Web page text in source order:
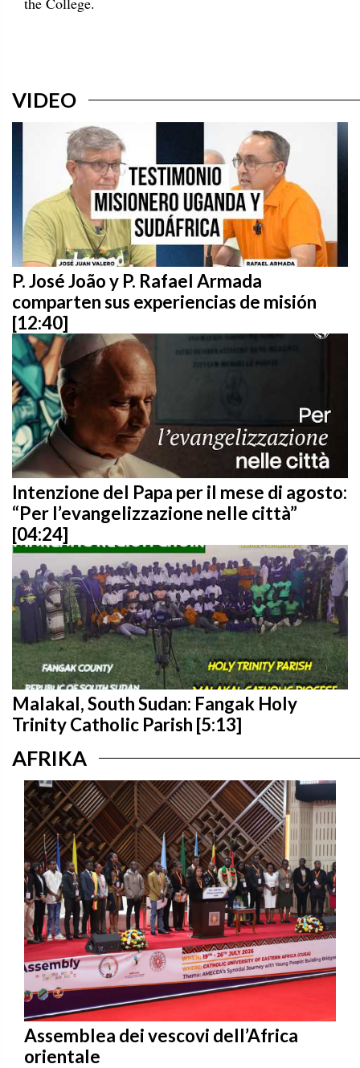
VIDEO
P. José João y P. Rafael Armada
comparten sus experiencias de misión
[12:40]
Intenzione del Papa per il mese di agosto:
“Per l’evangelizzazione nelle città”
[04:24]
Malakal, South Sudan: Fangak Holy
Trinity Catholic Parish [5:13]
AFRIKA
Assemblea dei vescovi dell’Africa
orientale